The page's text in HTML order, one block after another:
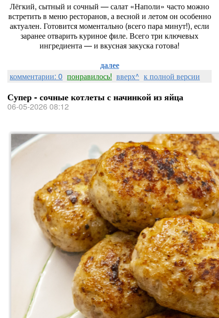
Лёгкий, сытный и сочный — салат «Наполи» часто можно
встретить в меню ресторанов, а весной и летом он особенно
актуален. Готовится моментально (всего пара минут!), если
заранее отварить куриное филе. Всего три ключевых
ингредиента — и вкусная закуска готова!
далее
комментарии: 0 понравилось! вверх^ к полной версии
Супер - сочные котлеты с начинкой из яйца
06-05-2026 08:12